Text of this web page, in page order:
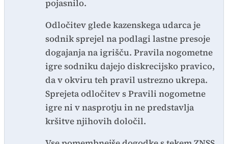
pojasnilo.
Odločitev glede kazenskega udarca je
sodnik sprejel na podlagi lastne presoje
dogajanja na igrišču. Pravila nogometne
igre sodniku dajejo diskrecijsko pravico,
da v okviru teh pravil ustrezno ukrepa.
Sprejeta odločitev s Pravili nogometne
igre ni v nasprotju in ne predstavlja
kršitve njihovih določil.